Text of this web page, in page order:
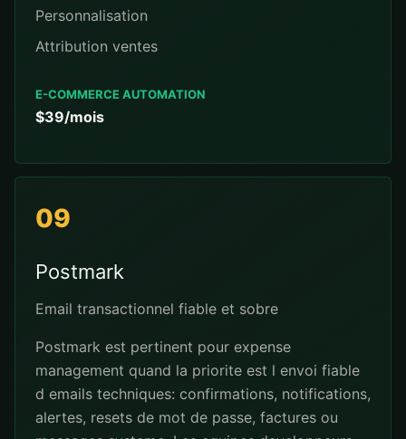
Personnalisation
Attribution ventes
E-COMMERCE AUTOMATION
$39/mois
09
Postmark
Email transactionnel fiable et sobre
Postmark est pertinent pour expense
management quand la priorite est l envoi fiable
d emails techniques: confirmations, notifications,
alertes, resets de mot de passe, factures ou